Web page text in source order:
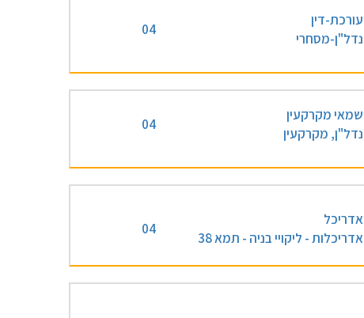
עורכת-דין
נדל"ן-מסחרי
04
שמאי מקרקעין
נדל"ן, מקרקעין
04
אדריכל
אדריכלות - ליקויי בניה - תמא 38
04